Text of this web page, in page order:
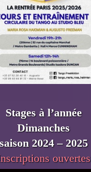
Stages à l’année
Dimanches
saison 2024 – 2025
ouvertes